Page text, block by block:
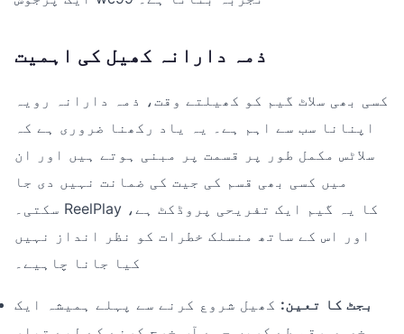
ذمہ دارانہ کھیل کی اہمیت
کسی بھی سلاٹ گیم کو کھیلتے وقت، ذمہ دارانہ رویہ
اپنانا سب سے اہم ہے۔ یہ یاد رکھنا ضروری ہے کہ
سلاٹس مکمل طور پر قسمت پر مبنی ہوتے ہیں اور ان
میں کسی بھی قسم کی جیت کی ضمانت نہیں دی جا
سکتی۔ ReelPlay کا یہ گیم ایک تفریحی پروڈکٹ ہے،
اور اس کے ساتھ منسلک خطرات کو نظر انداز نہیں
کیا جانا چاہیے۔
بجٹ کا تعین: کھیل شروع کرنے سے پہلے ہمیشہ ایک